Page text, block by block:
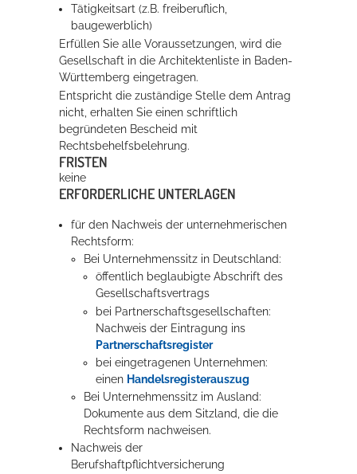
Tätigkeitsart (z.B. freiberuflich,
baugewerblich)
Erfüllen Sie alle Voraussetzungen, wird die
Gesellschaft in die Architektenliste in Baden-
Württemberg eingetragen.
Entspricht die zuständige Stelle dem Antrag
nicht, erhalten Sie einen schriftlich
begründeten Bescheid mit
Rechtsbehelfsbelehrung.
FRISTEN
keine
ERFORDERLICHE UNTERLAGEN
für den Nachweis der unternehmerischen
Rechtsform:
Bei Unternehmenssitz in Deutschland:
öffentlich beglaubigte Abschrift des
Gesellschaftsvertrags
bei Partnerschaftsgesellschaften:
Nachweis der Eintragung ins
Partnerschaftsregister
bei eingetragenen Unternehmen:
einen Handelsregisterauszug
Bei Unternehmenssitz im Ausland:
Dokumente aus dem Sitzland, die die
Rechtsform nachweisen.
Nachweis der
Berufshaftpflichtversicherung